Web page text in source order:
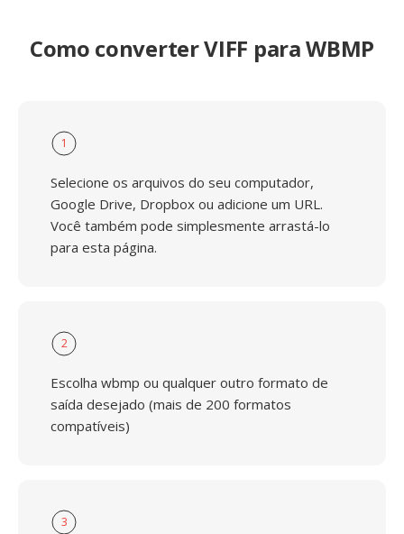
Como converter VIFF para WBMP
1
Selecione os arquivos do seu computador,
Google Drive, Dropbox ou adicione um URL.
Você também pode simplesmente arrastá-lo
para esta página.
2
Escolha wbmp ou qualquer outro formato de
saída desejado (mais de 200 formatos
compatíveis)
3